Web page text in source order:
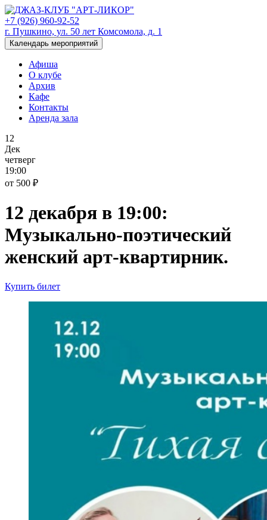
+7 (926) 960-92-52
г. Пушкино, ул. 50 лет Комсомола, д. 1
Календарь мероприятий
Афиша
О клубе
Архив
Кафе
Контакты
Аренда зала
12
Дек
четверг
19:00
от 500 ₽
12 декабря в 19:00:
Музыкально-поэтический
женский арт-квартирник.
Купить билет